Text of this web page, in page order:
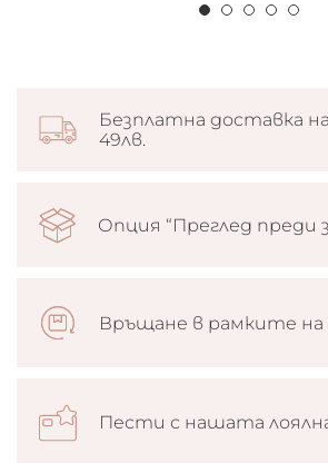
Безплатна доставка
49лв.
Опция “Преглед преди
Връщане в рамките на
Пести с нашата